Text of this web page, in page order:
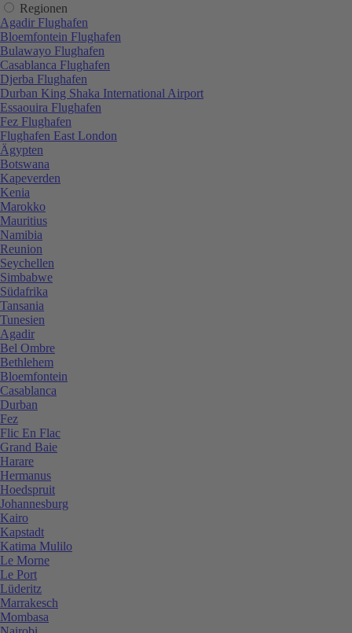
Regionen
Agadir Flughafen
Bloemfontein Flughafen
Bulawayo Flughafen
Casablanca Flughafen
Djerba Flughafen
Durban King Shaka International Airport
Essaouira Flughafen
Fez Flughafen
Flughafen East London
Ägypten
Botswana
Kapeverden
Kenia
Marokko
Mauritius
Namibia
Reunion
Seychellen
Simbabwe
Südafrika
Tansania
Tunesien
Agadir
Bel Ombre
Bethlehem
Bloemfontein
Casablanca
Durban
Fez
Flic En Flac
Grand Baie
Harare
Hermanus
Hoedspruit
Johannesburg
Kairo
Kapstadt
Katima Mulilo
Le Morne
Le Port
Lüderitz
Marrakesch
Mombasa